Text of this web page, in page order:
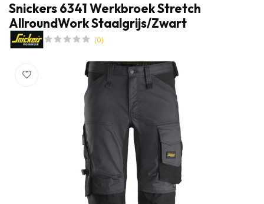
Snickers 6341 Werkbroek Stretch
AllroundWork Staalgrijs/Zwart
(0)